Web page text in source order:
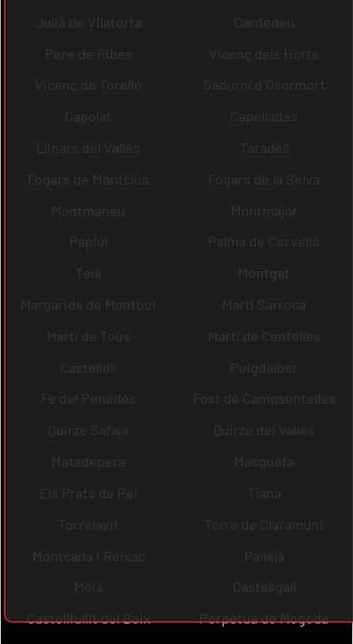
Julià de Vilatorta
Cardedeu
Pere de Ribes
Vicenç dels Horts
Vicenç de Torelló
Sadurní d´Osormort
Capolat
Capellades
Llinars del Vallès
Taradell
Fogars de Montclús
Fogars de la Selva
Montmaneu
Montmajor
Papiol
Palma de Cervelló
Teià
Montgat
Margarida de Montbui
Martí Sarroca
Martí de Tous
Martí de Centelles
Castellolí
Puigdàlber
Fe del Penedès
Fost de Campsentelles
Quirze Safaja
Quirze del Vallès
Matadepera
Masquefa
Els Prats de Rei
Tiana
Torrelavit
Torre de Claramunt
Montcada i Reixac
Pallejà
Moià
Castellgalí
Castellfullit del Boix
Perpètua de Mogoda